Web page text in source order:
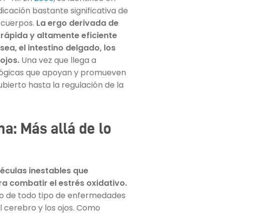
bastante significativa de
La ergo derivada de
y altamente eficiente
el intestino delgado, los
Una vez que llega a
que apoyan y promueven
hasta la regulación de la
Más allá de lo
inestables que
combatir el estrés oxidativo.
de todo tipo de enfermedades
y los ojos. Como